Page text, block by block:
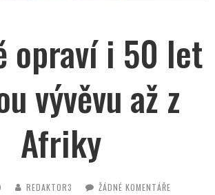
opraví i 50 let
vývěvu až z
Afriky
REDAKTOR3 ŽÁDNÉ KOMENTÁŘE